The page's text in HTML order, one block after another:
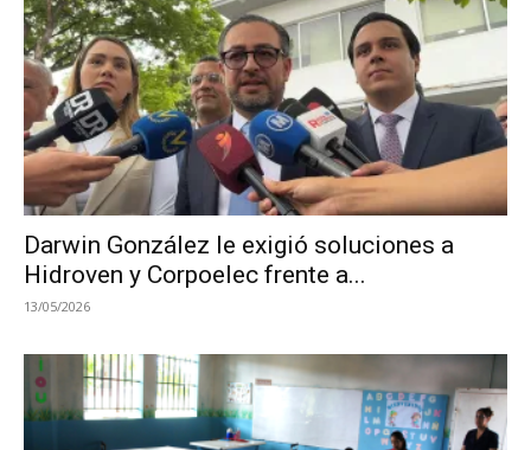
Darwin González le exigió soluciones a
Hidroven y Corpoelec frente a...
13/05/2026